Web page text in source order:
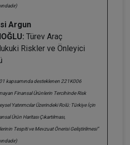
Argun
Türev Araç
Riskler ve Önleyici
kapsamında desteklenen 221K006
Finansal Ürünlerin Tercihinde Risk
Yatırımcılar Üzerindeki Rolü: Türkiye İçin
Ürün Haritası Çıkartılması,
Tespiti ve Mevzuat Önerisi Geliştirilmesi”